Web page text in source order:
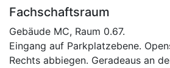
Fachschaftsraum
Gebäude MC, Raum 0.67.
Eingang auf Parkplatzebene.
Rechts abbiegen. Geradeaus an